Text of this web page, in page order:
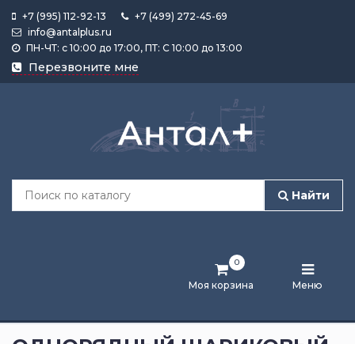
+7 (995) 112-92-13
+7 (499) 272-45-69
info@antalplus.ru
ПН-ЧТ: с 10:00 до 17:00, ПТ: С 10:00 до 13:00
Перезвоните мне
Найти
Моя корзина
0
Меню
Каталог
продукции
Лента
и